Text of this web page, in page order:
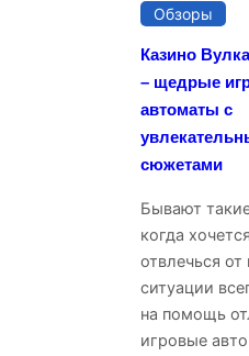
Обзоры
Казино
– щедрые
автоматы с
сюжетами
Бывают
когда
отвлечься от
ситуации
на помощь
игровые